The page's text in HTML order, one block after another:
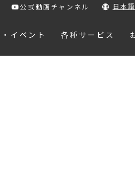
公式動画チャンネル 日本語
イベント 各種サービス